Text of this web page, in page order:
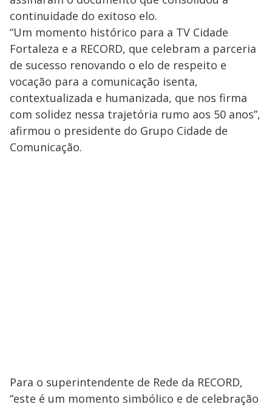
continuidade do exitoso elo.
“Um momento histórico para a TV Cidade
Fortaleza e a RECORD, que celebram a parceria
de sucesso renovando o elo de respeito e
vocação para a comunicação isenta,
contextualizada e humanizada, que nos firma
com solidez nessa trajetória rumo aos 50 anos”,
afirmou o presidente do Grupo Cidade de
Comunicação.
Para o superintendente de Rede da RECORD,
“este é um momento simbólico e de celebração